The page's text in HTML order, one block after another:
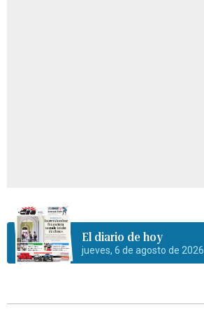
El diario de hoy
jueves, 6 de agosto de 2026